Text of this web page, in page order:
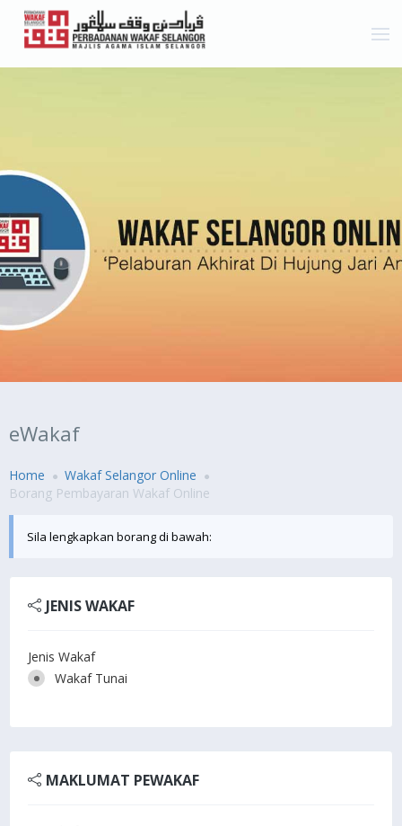
eWakaf
Home
Wakaf Selangor Online
Borang Pembayaran Wakaf Online
Sila lengkapkan borang di bawah:
JENIS WAKAF
Jenis Wakaf
Wakaf Tunai
MAKLUMAT PEWAKAF